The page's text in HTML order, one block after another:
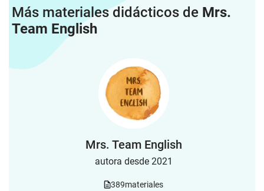
Más materiales didácticos de Mrs.
Team English
Mrs. Team English
autora desde 2021
389materiales